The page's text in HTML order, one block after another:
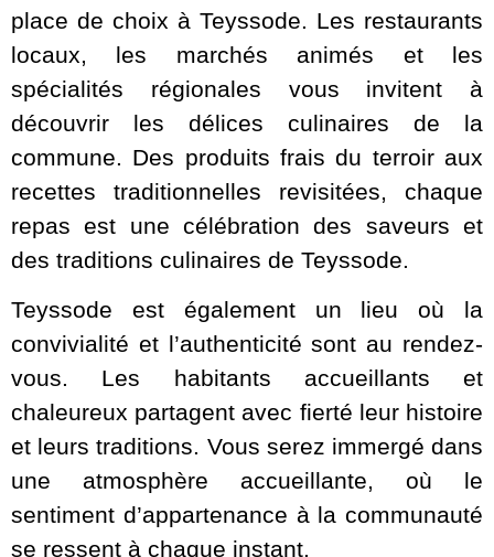
place de choix à Teyssode. Les restaurants
locaux, les marchés animés et les
spécialités régionales vous invitent à
découvrir les délices culinaires de la
commune. Des produits frais du terroir aux
recettes traditionnelles revisitées, chaque
repas est une célébration des saveurs et
des traditions culinaires de Teyssode.
Teyssode est également un lieu où la
convivialité et l’authenticité sont au rendez-
vous. Les habitants accueillants et
chaleureux partagent avec fierté leur histoire
et leurs traditions. Vous serez immergé dans
une atmosphère accueillante, où le
sentiment d’appartenance à la communauté
se ressent à chaque instant.